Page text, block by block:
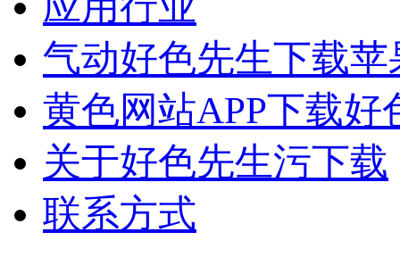
气动好色先生下载
黄色网站APP下载好
关于好色先生污下载
联系方式